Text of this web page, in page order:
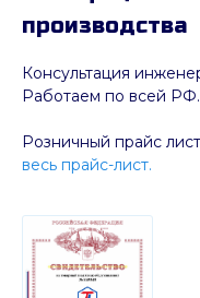
Консультация
Работаем по всей РФ.
Розничный прайс
весь прайс-лист.
производства